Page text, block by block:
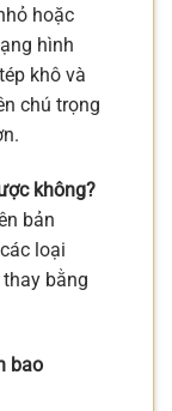
hoặc
hình
khô và
chú trọng
không?
bản
loại
bằng
bao